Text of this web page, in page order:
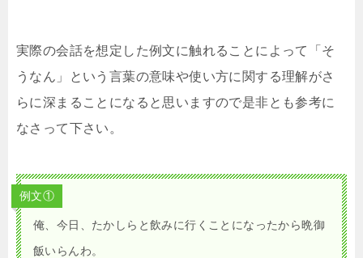
実際の会話を想定した例文に触れることによって「そ
うなん」という言葉の意味や使い方に関する理解がさ
らに深まることになると思いますので是非とも参考に
なさって下さい。
例文①
俺、今日、たかしらと飲みに行くことになったから晩御
飯いらんわ。